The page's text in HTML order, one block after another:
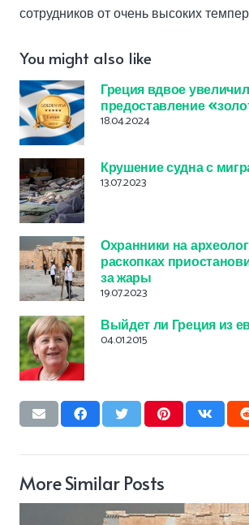
сотрудников от очень высоких
You might also like
Греция вдвое
предоставление
18.04.2024
Крушение судна с
13.07.2023
Охранники на
раскопках
за жары
19.07.2023
Выйдет ли Греция из
04.01.2015
More Similar Posts